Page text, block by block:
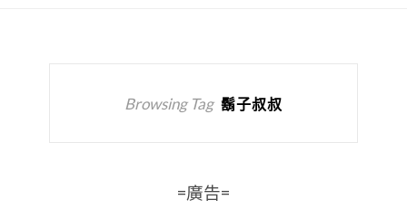
Browsing Tag 鬍子叔叔
=廣告=